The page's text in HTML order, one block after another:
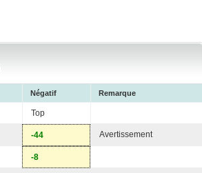
Négatif Remarque
Top
-44 Avertissement
-8